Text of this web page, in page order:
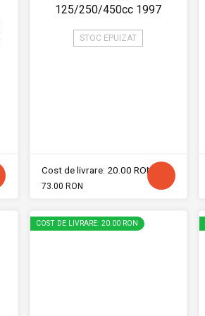
125/250/450cc 1997
STOC EPUIZAT
Cost de livrare: 20.00 RON
73.00 RON
COST DE LIVRARE: 20.00 RON